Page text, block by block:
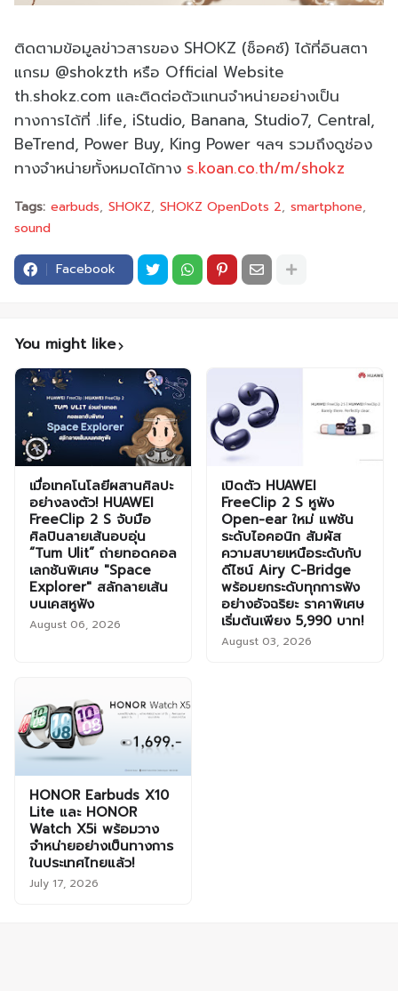
ติดตามข้อมูลข่าวสารของ SHOKZ (ช็อคซ์) ได้ที่อินสตา
แกรม @shokzth หรือ Official Website
th.shokz.com และติดต่อตัวแทนจำหน่ายอย่างเป็น
ทางการได้ที่ .life, iStudio, Banana, Studio7, Central,
BeTrend, Power Buy, King Power ฯลฯ รวมถึงดูช่อง
ทางจำหน่ายทั้งหมดได้ทาง s.koan.co.th/m/shokz
Tags: earbuds SHOKZ SHOKZ OpenDots 2 smartphone
sound
Facebook
You might like
เมื่อเทคโนโลยีผสานศิลปะ
อย่างลงตัว! HUAWEI
FreeClip 2 S จับมือ
ศิลปินลายเส้นอบอุ่น
“Tum Ulit” ถ่ายทอดคอล
เลกชันพิเศษ "Space
Explorer" สลักลายเส้น
บนเคสหูฟัง
August 06, 2026
เปิดตัว HUAWEI
FreeClip 2 S หูฟัง
Open-ear ใหม่ แฟชัน
ระดับไอคอนิก สัมผัส
ความสบายเหนือระดับกับ
ดีไซน์ Airy C-Bridge
พร้อมยกระดับทุกการฟัง
อย่างอัจฉริยะ ราคาพิเศษ
เริ่มต้นเพียง 5,990 บาท!
August 03, 2026
HONOR Earbuds X10
Lite และ HONOR
Watch X5i พร้อมวาง
จำหน่ายอย่างเป็นทางการ
ในประเทศไทยแล้ว!
July 17, 2026